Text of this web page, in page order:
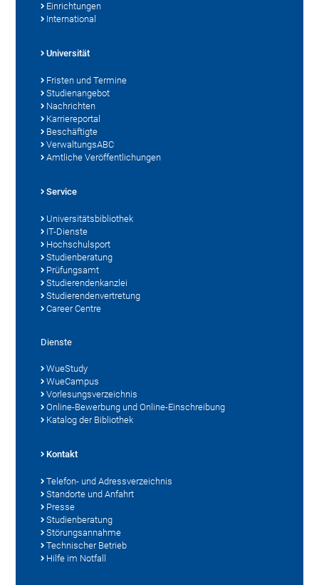
Einrichtungen
International
Universität
Fristen und Termine
Studienangebot
Nachrichten
Karriereportal
Beschäftigte
VerwaltungsABC
Amtliche Veröffentlichungen
Service
Universitätsbibliothek
IT-Dienste
Hochschulsport
Studienberatung
Prüfungsamt
Studierendenkanzlei
Studierendenvertretung
Career Centre
Dienste
WueStudy
WueCampus
Vorlesungsverzeichnis
Online-Bewerbung und Online-Einschreibung
Katalog der Bibliothek
Kontakt
Telefon- und Adressverzeichnis
Standorte und Anfahrt
Presse
Studienberatung
Störungsannahme
Technischer Betrieb
Hilfe im Notfall